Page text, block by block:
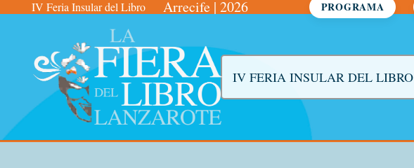
IV Feria Insular del Libro Arrecife | 2026 PROGRAMA
IV FERIA INSULAR DEL LIBRO